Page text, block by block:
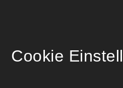
Cookie